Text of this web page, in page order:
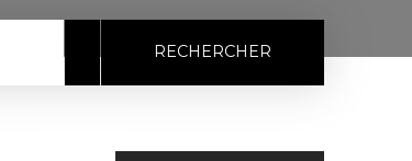
RECHERCHER